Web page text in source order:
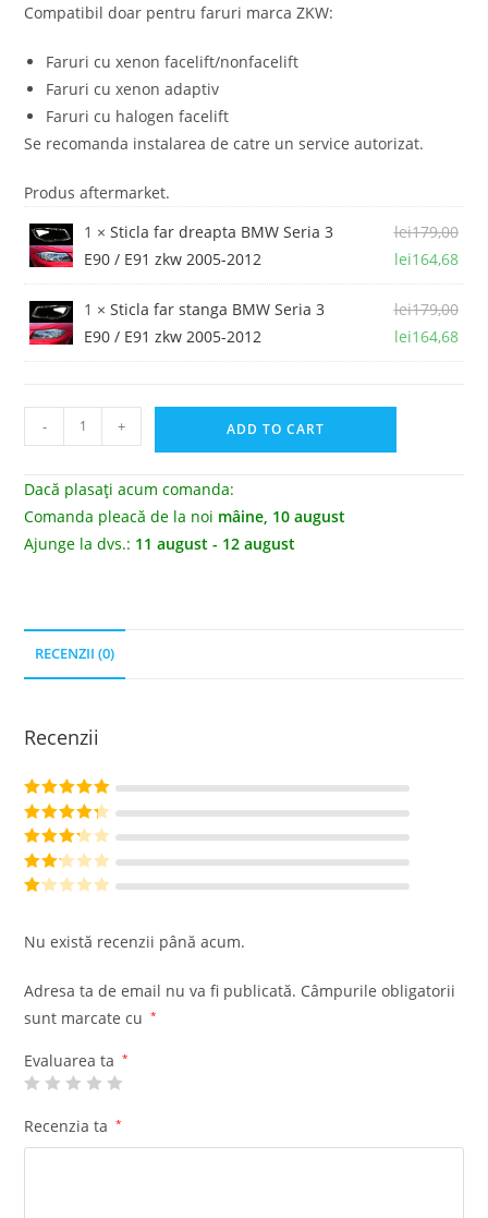
Compatibil doar pentru faruri marca ZKW:
Faruri cu xenon facelift/nonfacelift
Faruri cu xenon adaptiv
Faruri cu halogen facelift
Se recomanda instalarea de catre un service autorizat.
Produs aftermarket.
1 ×Sticla far dreapta BMW Seria 3
E90 / E91 zkw 2005-2012
lei179,00
lei164,68
1 ×Sticla far stanga BMW Seria 3
E90 / E91 zkw 2005-2012
lei179,00
lei164,68
- + ADD TO CART
Dacă plasați acum comanda:
Comanda pleacă de la noi mâine, 10 august
Ajunge la dvs.: 11 august - 12 august
RECENZII (0)
Recenzii
Evaluat la5
din 5
Evaluat la
4din 5
Evaluat
la3din
Evalu
1
n
Nu există recenzii până acum.
Adresa ta de email nu va fi publicată. Câmpurile obligatorii
sunt marcate cu
*
Evaluarea ta *
Recenzia ta *